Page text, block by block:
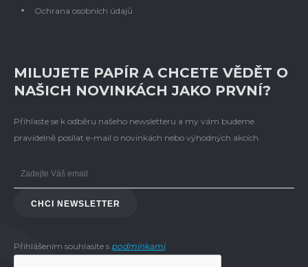
Ochrana osobních údajů
MILUJETE PAPÍR A CHCETE VĚDĚT O
NAŠICH NOVINKÁCH JAKO PRVNÍ?
Přihlaste se k odběru našeho newsletteru a my vám budeme
pravidelně posílat e-mail o novinkách nebo výhodných akcích.
CHCI NEWSLETTER
Přihlášením souhlasíte s podmínkami.